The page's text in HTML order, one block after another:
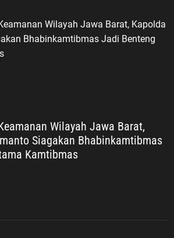
Wilayah Jawa Barat,
Siagakan Bhabinkamtibmas
Kamtibmas